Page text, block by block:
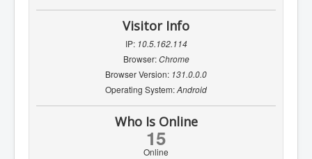
Visitor Info
IP: 10.5.162.114
Browser:Chrome
Browser Version: 131.0.0.0
Operating System:Android
Who Is Online
15
Online